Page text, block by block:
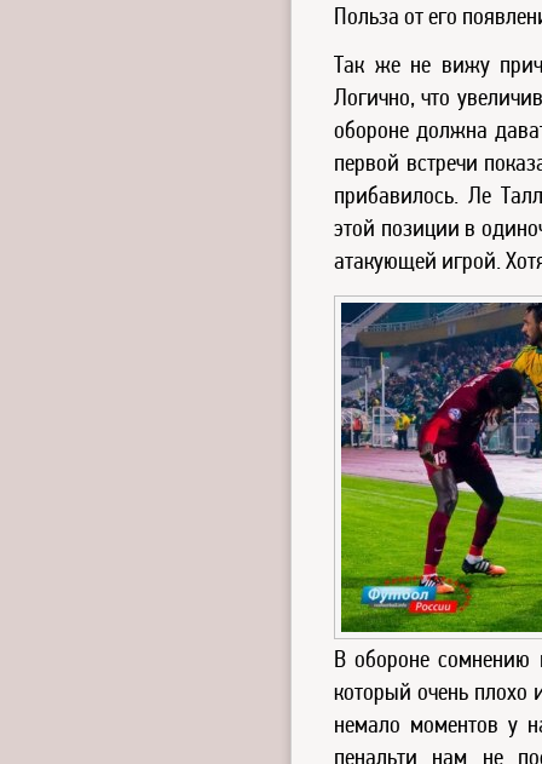
Польза от его
Так же не вижу
Логично, что
обороне должна
первой встречи
прибавилось. Ле
этой позиции в
атакующей игрой.
В обороне
который очень плохо
немало моментов у
пенальти нам не